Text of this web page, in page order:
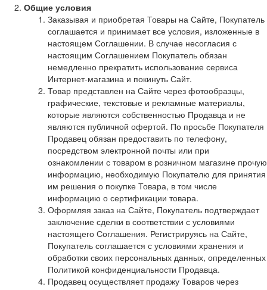
Общие условия
Заказывая и приобретая Товары на Сайте, Покупатель
соглашается и принимает все условия, изложенные в
настоящем Соглашении. В случае несогласия с
настоящим Соглашением Покупатель обязан
немедленно прекратить использование сервиса
Интернет-магазина и покинуть Сайт.
Товар представлен на Сайте через фотообразцы,
графические, текстовые и рекламные материалы,
которые являются собственностью Продавца и не
являются публичной офертой. По просьбе Покупателя
Продавец обязан предоставить по телефону,
посредством электронной почты или при
ознакомлении с товаром в розничном магазине прочую
информацию, необходимую Покупателю для принятия
им решения о покупке Товара, в том числе
информацию о сертификации товара.
Оформляя заказ на Сайте, Покупатель подтверждает
заключение сделки в соответствии с условиями
настоящего Соглашения. Регистрируясь на Сайте,
Покупатель соглашается с условиями хранения и
обработки своих персональных данных, определенных
Политикой конфиденциальности Продавца.
Продавец осуществляет продажу Товаров через